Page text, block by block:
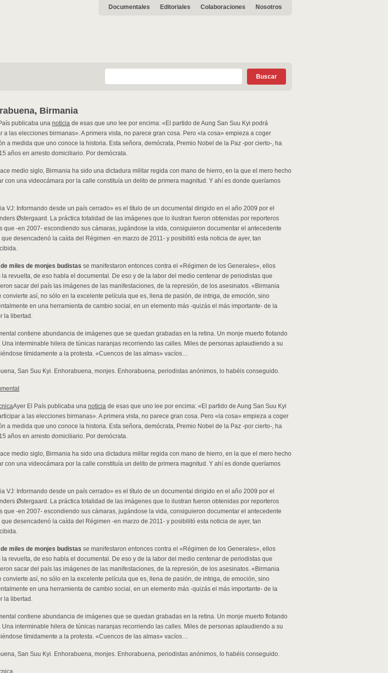
Documentales Editoriales Colaboraciones Nosotros
Birmania
publicaba una noticia de esas que uno lee por encima: «El partido de Aung San Suu Kyi podrá
a las elecciones birmanas». A primera vista, no parece gran cosa. Pero «la cosa» empieza a coger
a medida que uno conoce la historia. Esta señora, demócrata, Premio Nobel de la Paz -por cierto-, ha
años en arresto domiciliario. Por demócrata.
medio siglo, Birmania ha sido una dictadura militar regida con mano de hierro, en la que el mero hecho
con una videocámara por la calle constituía un delito de primera magnitud. Y ahí es donde queríamos
VJ: Informando desde un país cerrado» es el título de un documental dirigido en el año 2009 por el
Østergaard. La práctica totalidad de las imágenes que lo ilustran fueron obtenidas por reporteros
que -en 2007- escondiendo sus cámaras, jugándose la vida, consiguieron documentar el antecedente
que desencadenó la caída del Régimen -en marzo de 2011- y posibilitó esta noticia de ayer, tan
miles de monjes budistas se manifestaron entonces contra el «Régimen de los Generales», ellos
la revuelta, de eso habla el documental. De eso y de la labor del medio centenar de periodistas que
sacar del país las imágenes de las manifestaciones, de la represión, de los asesinatos. «Birmania
así, no sólo en la excelente película que es, llena de pasión, de intriga, de emoción, sino
en una herramienta de cambio social, en un elemento más -quizás el más importante- de la
la libertad.
contiene abundancia de imágenes que se quedan grabadas en la retina. Un monje muerto flotando
Una interminable hilera de túnicas naranjas recorriendo las calles. Miles de personas aplaudiendo a su
tímidamente a la protesta. «Cuencos de las almas» vacíos…
San Suu Kyi. Enhorabuena, monjes. Enhorabuena, periodistas anónimos, lo habéis conseguido.
Ayer El País publicaba una noticia de esas que uno lee por encima: «El partido de Aung San Suu Kyi
a las elecciones birmanas». A primera vista, no parece gran cosa. Pero «la cosa» empieza a coger
a medida que uno conoce la historia. Esta señora, demócrata, Premio Nobel de la Paz -por cierto-, ha
años en arresto domiciliario. Por demócrata.
medio siglo, Birmania ha sido una dictadura militar regida con mano de hierro, en la que el mero hecho
con una videocámara por la calle constituía un delito de primera magnitud. Y ahí es donde queríamos
VJ: Informando desde un país cerrado» es el título de un documental dirigido en el año 2009 por el
Østergaard. La práctica totalidad de las imágenes que lo ilustran fueron obtenidas por reporteros
que -en 2007- escondiendo sus cámaras, jugándose la vida, consiguieron documentar el antecedente
que desencadenó la caída del Régimen -en marzo de 2011- y posibilitó esta noticia de ayer, tan
miles de monjes budistas se manifestaron entonces contra el «Régimen de los Generales», ellos
la revuelta, de eso habla el documental. De eso y de la labor del medio centenar de periodistas que
sacar del país las imágenes de las manifestaciones, de la represión, de los asesinatos. «Birmania
así, no sólo en la excelente película que es, llena de pasión, de intriga, de emoción, sino
en una herramienta de cambio social, en un elemento más -quizás el más importante- de la
la libertad.
contiene abundancia de imágenes que se quedan grabadas en la retina. Un monje muerto flotando
Una interminable hilera de túnicas naranjas recorriendo las calles. Miles de personas aplaudiendo a su
tímidamente a la protesta. «Cuencos de las almas» vacíos…
San Suu Kyi. Enhorabuena, monjes. Enhorabuena, periodistas anónimos, lo habéis conseguido.